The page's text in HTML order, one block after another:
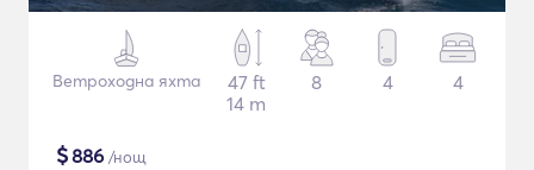
Ветроходна яхта
47 ft
14 m
8 4 4
$886 /нощ